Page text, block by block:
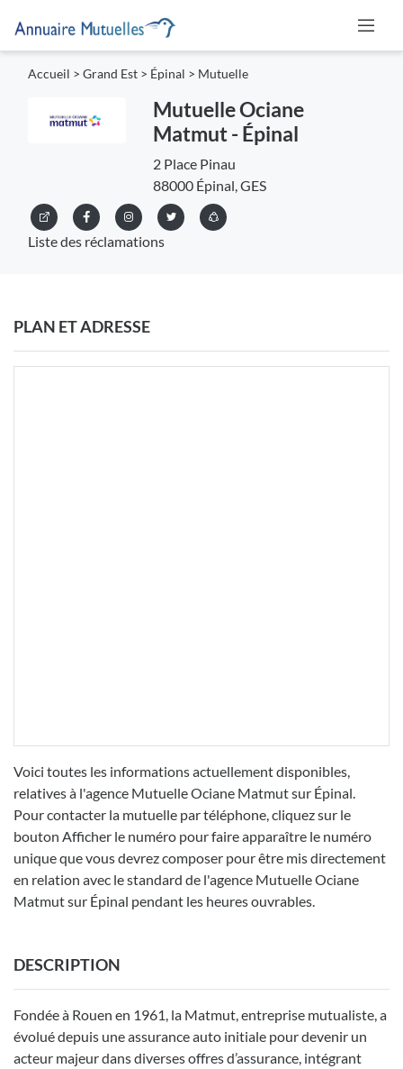
Accueil > Grand Est > Épinal > Mutuelle
Mutuelle Ociane
Matmut - Épinal
2 Place Pinau
88000 Épinal, GES
Liste des réclamations
PLAN ET ADRESSE
Voici toutes les informations actuellement disponibles,
relatives à l'agence Mutuelle Ociane Matmut sur Épinal.
Pour contacter la mutuelle par téléphone, cliquez sur le
bouton Afficher le numéro pour faire apparaître le numéro
unique que vous devrez composer pour être mis directement
en relation avec le standard de l'agence Mutuelle Ociane
Matmut sur Épinal pendant les heures ouvrables.
DESCRIPTION
Fondée à Rouen en 1961, la Matmut, entreprise mutualiste, a
évolué depuis une assurance auto initiale pour devenir un
acteur majeur dans diverses offres d’assurance, intégrant